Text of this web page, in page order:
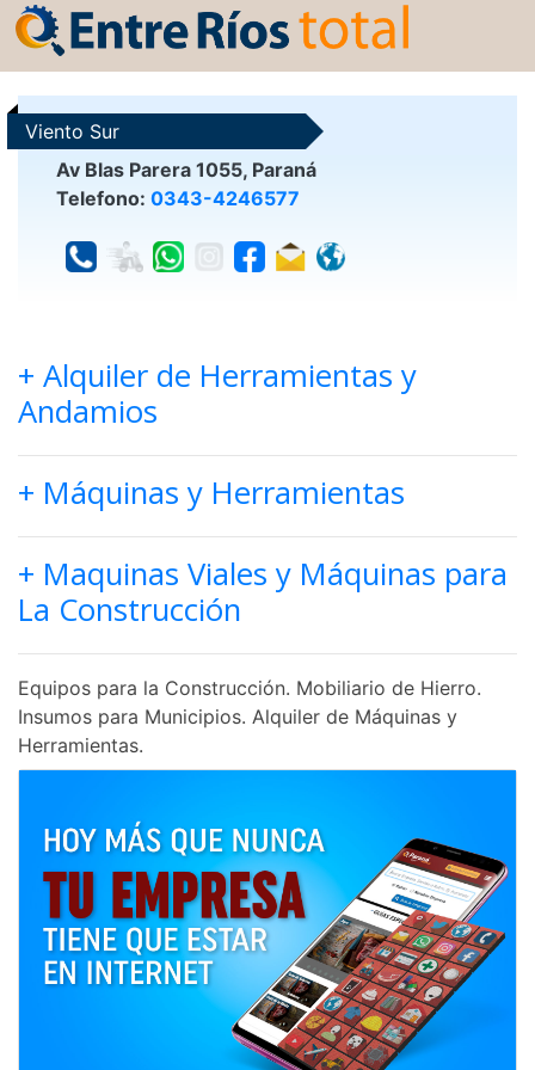
Viento Sur
Av Blas Parera 1055, Paraná
Telefono: 0343-4246577
+ Alquiler de Herramientas y
Andamios
+ Máquinas y Herramientas
+ Maquinas Viales y Máquinas para
La Construcción
Equipos para la Construcción. Mobiliario de Hierro.
Insumos para Municipios. Alquiler de Máquinas y
Herramientas.